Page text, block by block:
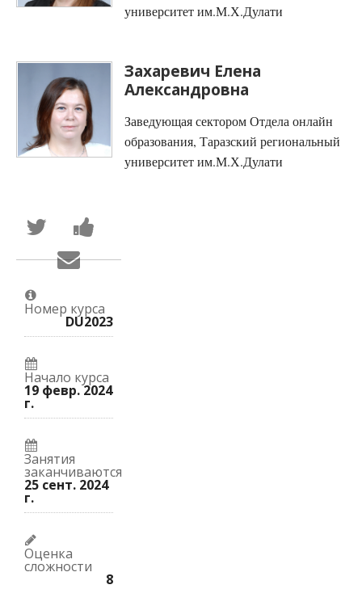
университет им.М.Х.Дулати
Захаревич Елена
Александровна
Заведующая сектором Отдела онлайн
образования, Таразский региональный
университет им.М.Х.Дулати
Написать
Твиттер
отом,
вы
присоединились
этому
Facebook
записи
на
курс.
Сообщить
по
электронной
что
вы
записались
на
Номер курса
DU2023
Начало курса
19 февр. 2024
г.
Занятия
заканчиваются
25 сент. 2024
г.
Оценка
сложности
8